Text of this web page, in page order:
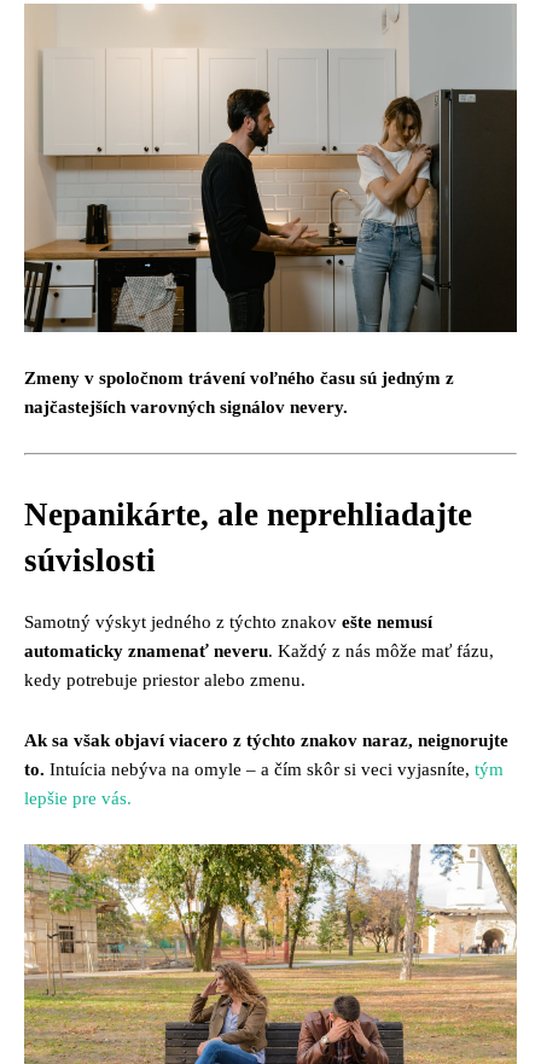
Zmeny v spoločnom trávení voľného času sú jedným z
najčastejších varovných signálov nevery.
Nepanikárte, ale neprehliadajte
súvislosti
Samotný výskyt jedného z týchto znakov ešte nemusí
automaticky znamenať neveru. Každý z nás môže mať fázu,
kedy potrebuje priestor alebo zmenu.
Ak sa však objaví viacero z týchto znakov naraz, neignorujte
to. Intuícia nebýva na omyle – a čím skôr si veci vyjasníte, tým
lepšie pre vás.